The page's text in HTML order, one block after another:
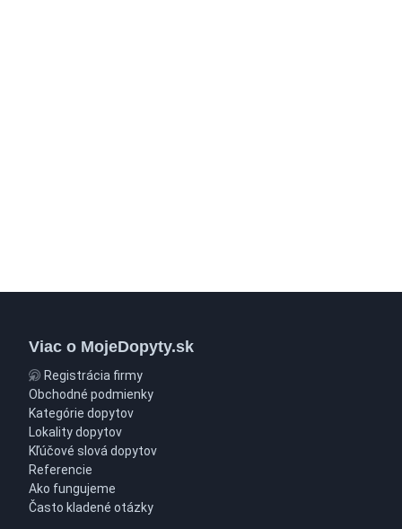
Viac o MojeDopyty.sk
Registrácia firmy
Obchodné podmienky
Kategórie dopytov
Lokality dopytov
Kľúčové slová dopytov
Referencie
Ako fungujeme
Často kladené otázky